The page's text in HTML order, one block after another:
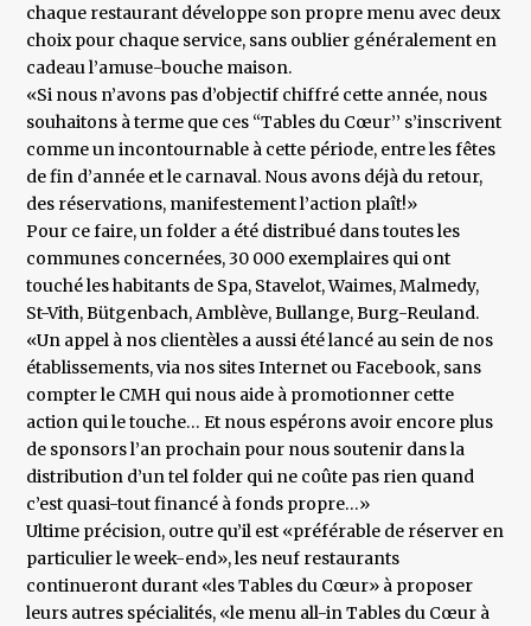
chaque restaurant développe son propre menu avec deux
choix pour chaque service, sans oublier généralement en
cadeau l’amuse-bouche maison.
«Si nous n’avons pas d’objectif chiffré cette année, nous
souhaitons à terme que ces ‘‘Tables du Cœur’’ s’inscrivent
comme un incontournable à cette période, entre les fêtes
de fin d’année et le carnaval. Nous avons déjà du retour,
des réservations, manifestement l’action plaît!»
Pour ce faire, un folder a été distribué dans toutes les
communes concernées, 30 000 exemplaires qui ont
touché les habitants de Spa, Stavelot, Waimes, Malmedy,
St-Vith, Bütgenbach, Amblève, Bullange, Burg-Reuland.
«Un appel à nos clientèles a aussi été lancé au sein de nos
établissements, via nos sites Internet ou Facebook, sans
compter le CMH qui nous aide à promotionner cette
action qui le touche… Et nous espérons avoir encore plus
de sponsors l’an prochain pour nous soutenir dans la
distribution d’un tel folder qui ne coûte pas rien quand
c’est quasi-tout financé à fonds propre…»
Ultime précision, outre qu’il est «préférable de réserver en
particulier le week-end», les neuf restaurants
continueront durant «les Tables du Cœur» à proposer
leurs autres spécialités, «le menu all-in Tables du Cœur à